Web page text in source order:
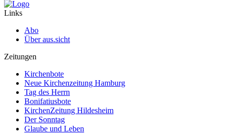
Links
Abo
Über aus.sicht
Zeitungen
Kirchenbote
Neue Kirchenzeitung Hamburg
Tag des Herrn
Bonifatiusbote
KirchenZeitung Hildesheim
Der Sonntag
Glaube und Leben